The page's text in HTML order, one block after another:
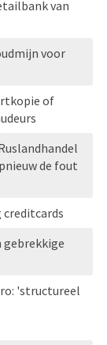
van
voor
of
de fout
creditcards
gebrekkige
'structureel